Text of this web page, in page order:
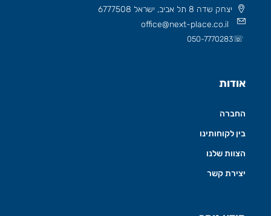
יצחק שדה 8 תל אביב, ישראל 6777508
office@next-place.co.il
☏
050-7770283
אודות
החברה
בין לקוחותינו
הצוות שלנו
יצירת קשר